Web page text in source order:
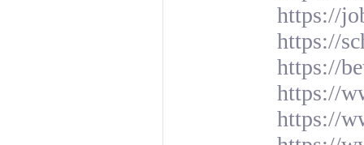
https://
https://
https://
https://
https://